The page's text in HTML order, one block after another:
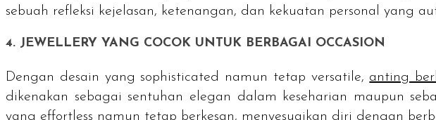
sebuah refleksi kejelasan, ketenangan, dan kekuatan personal yang
4. JEWELLERY YANG COCOK UNTUK BERBAGAI OCCASION
Dengan desain yang sophisticated namun tetap versatile, anting
dikenakan sebagai sentuhan elegan dalam keseharian maupun
yang effortless namun tetap berkesan, menyesuaikan diri dengan